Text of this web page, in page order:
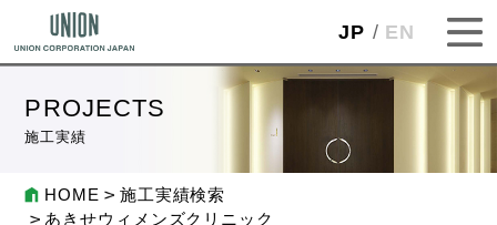
JP EN
PROJECTS
施工実績
HOME
施工実績検索
あきせウィメンズクリニック